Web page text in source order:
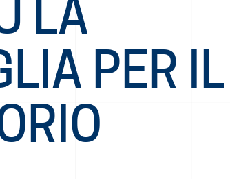
LA
PER IL